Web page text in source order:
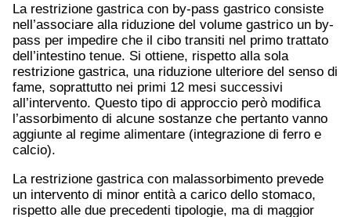
La restrizione gastrica con by-pass gastrico consiste
nell’associare alla riduzione del volume gastrico un by-
pass per impedire che il cibo transiti nel primo trattato
dell’intestino tenue. Si ottiene, rispetto alla sola
restrizione gastrica, una riduzione ulteriore del senso di
fame, soprattutto nei primi 12 mesi successivi
all’intervento. Questo tipo di approccio però modifica
l’assorbimento di alcune sostanze che pertanto vanno
aggiunte al regime alimentare (integrazione di ferro e
calcio).
La restrizione gastrica con malassorbimento prevede
un intervento di minor entità a carico dello stomaco,
rispetto alle due precedenti tipologie, ma di maggior